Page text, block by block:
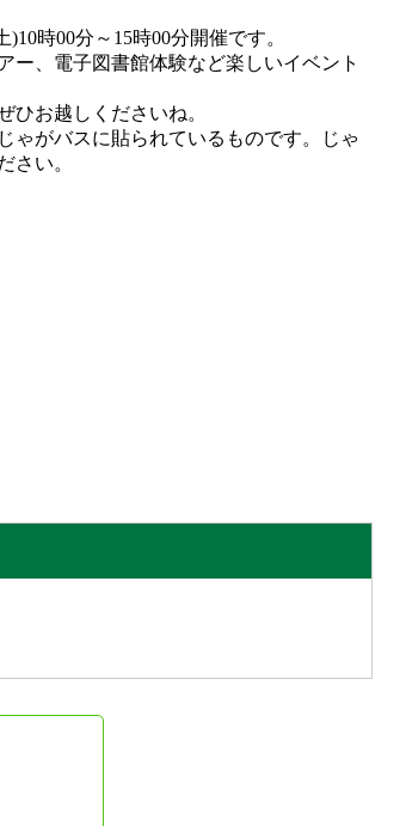
時00分～15時00分開催です。
ー、電子図書館体験など楽しいイベント
ひお越しくださいね。
ゃがバスに貼られているものです。じゃ
さい。